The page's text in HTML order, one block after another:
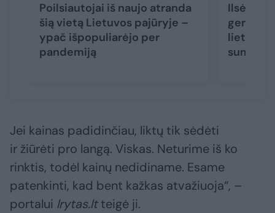
Poilsiautojai iš naujo atranda
šią vietą Lietuvos pajūryje –
ypač išpopuliarėjo per
pandemiją
Ilsėtis
gerokai
lietuviai
sumas
Jei kainas padidinčiau, liktų tik sėdėti
ir žiūrėti pro langą. Viskas. Neturime iš ko
rinktis, todėl kainų nedidiname. Esame
patenkinti, kad bent kažkas atvažiuoja“, –
portalui lrytas.ltteigė ji.